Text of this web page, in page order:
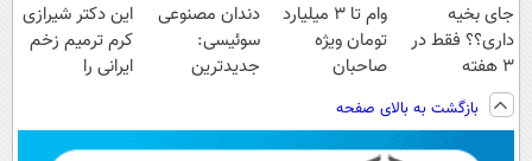
جای بخیه
داری؟؟ فقط در
3 هفته
ترمیمش کن!😍
وام تا ۳ میلیارد
تومان ویژه
صاحبان
آنلاین و حضوری
دندان مصنوعی
سوئیسی:
جدیدترین
پرداخت قسطی
این دکتر شیرازی
کرم ترمیم زخم
ایرانی را
بازگشت به بالای صفحه